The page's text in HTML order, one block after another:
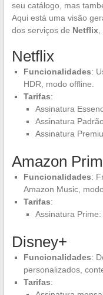
seu catálogo, mas
Aqui está uma visão
dos serviços de Netflix,
Netflix
Funcionalidades:
HDR, modo offline.
Tarifas:
Assinatura
Assinatura
Assinatura
Amazon
Funcionalidades:
Amazon Music,
Tarifas:
Assinatura
Disney+
Funcionalidades:
personalizados,
Tarifas: